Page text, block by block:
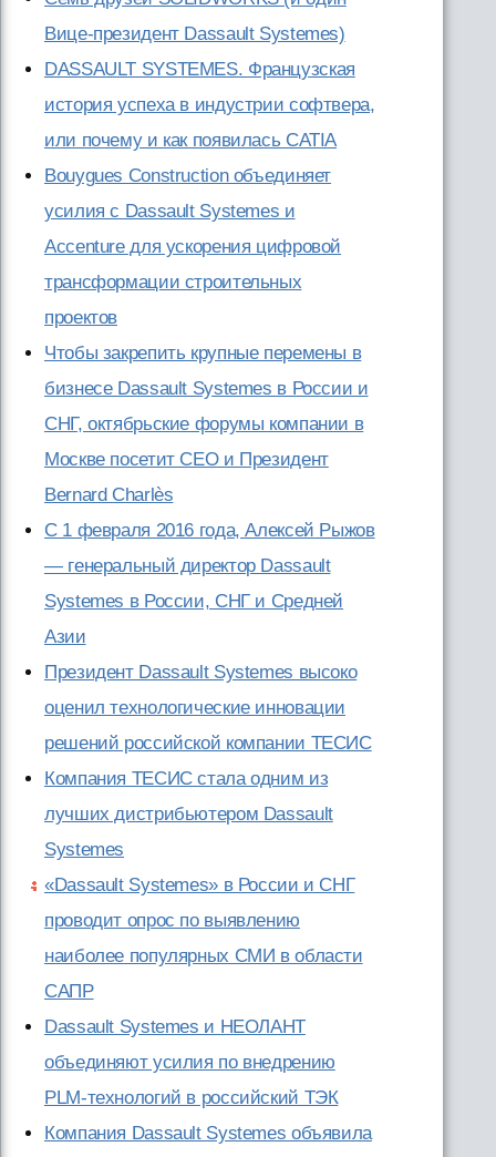
Вице-президент Dassault Systemes)
DASSAULT SYSTEMES. Французская
история успеха в индустрии софтвера,
или почему и как появилась CATIA
Bouygues Construction объединяет
усилия с Dassault Systemes и
Accenture для ускорения цифровой
трансформации строительных
проектов
Чтобы закрепить крупные перемены в
бизнесе Dassault Systemes в России и
СНГ, октябрьские форумы компании в
Москве посетит CEO и Президент
Bernard Charlès
С 1 февраля 2016 года, Алексей Рыжов
— генеральный директор Dassault
Systemes в России, СНГ и Средней
Азии
Президент Dassault Systemes высоко
оценил технологические инновации
решений российской компании ТЕСИС
Компания ТЕСИС стала одним из
лучших дистрибьютером Dassault
Systemes
«Dassault Systemes» в России и СНГ
проводит опрос по выявлению
наиболее популярных СМИ в области
САПР
Dassault Systemes и НЕОЛАНТ
объединяют усилия по внедрению
PLM-технологий в российский ТЭК
Компания Dassault Systemes объявила